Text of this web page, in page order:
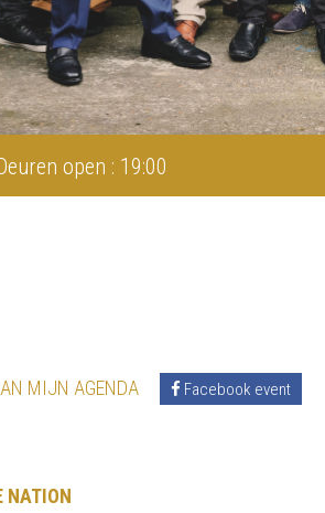
open : 19:00
MIJN AGENDA Facebook event
NATION